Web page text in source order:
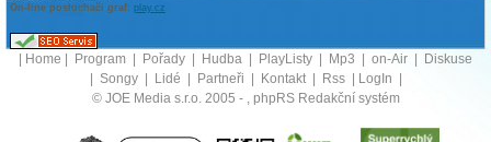
On-line posluchači graf: play.cz
Home Program Pořady Hudba PlayListy Mp3 on-Air
Diskuse
Songy Lidé Partneři Kontakt Rss LogIn
© JOE Media s.r.o. 2005 - , phpRS Redakční systém